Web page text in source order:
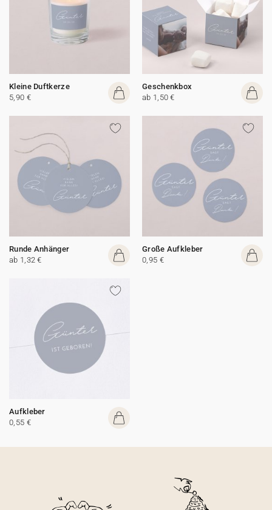
Kleine Duftkerze
5,90 €
Geschenkbox
ab 1,50 €
Runde Anhänger
ab 1,32 €
Große Aufkleber
0,95 €
Aufkleber
0,55 €